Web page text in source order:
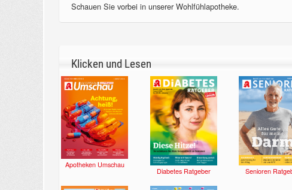
Schauen Sie vorbei in unserer Wohlfühlapotheke.
Klicken und Lesen
Apotheken Umschau
Diabetes Ratgeber Senioren